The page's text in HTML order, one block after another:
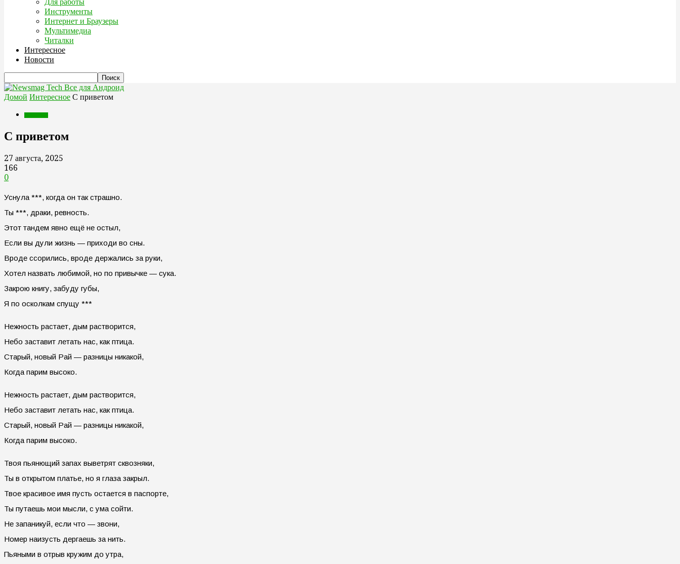
Инструменты
Интернет и Браузеры
Мультимедиа
Читалки
Интересное
Новости
Все для Андроид
Домой Интересное С приветом
С приветом
27 августа, 2025
166
0
Уснула ***, когда он так страшно.
Ты ***, драки, ревность.
Этот тандем явно ещё не остыл,
Если вы дули жизнь — приходи во сны.
Вроде ссорились, вроде держались за руки,
Хотел назвать любимой, но по привычке — сука.
Закрою книгу, забуду губы,
Я по осколкам спущу ***
Нежность растает, дым растворится,
Небо заставит летать нас, как птица.
Старый, новый Рай — разницы никакой,
Когда парим высоко.
Нежность растает, дым растворится,
Небо заставит летать нас, как птица.
Старый, новый Рай — разницы никакой,
Когда парим высоко.
Твоя пьянющий запах выветрят сквозняки,
Ты в открытом платье, но я глаза закрыл.
Твое красивое имя пусть остается в паспорте,
Ты путаешь мои мысли, с ума сойти.
Не запаникуй, если что — звони,
Номер наизусть дергаешь за нить.
Пьяными в отрыв кружим до утра,